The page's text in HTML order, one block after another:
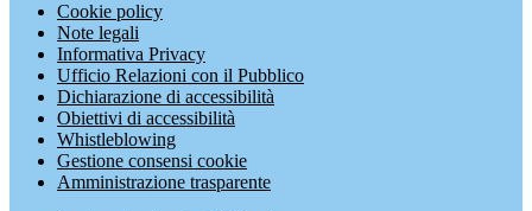
Cookie policy
Note legali
Informativa Privacy
Ufficio Relazioni con il Pubblico
Dichiarazione di accessibilità
Obiettivi di accessibilità
Whistleblowing
Gestione consensi cookie
Amministrazione trasparente